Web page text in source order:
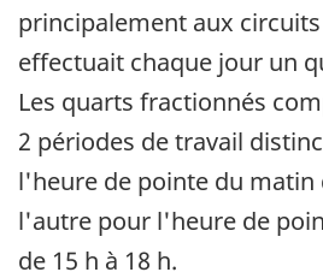
principalement aux
effectuait chaque jour un
Les quarts fractionnés
2 périodes de travail
l'heure de pointe du matin
l'autre pour l'heure de
de 15 h à 18 h.